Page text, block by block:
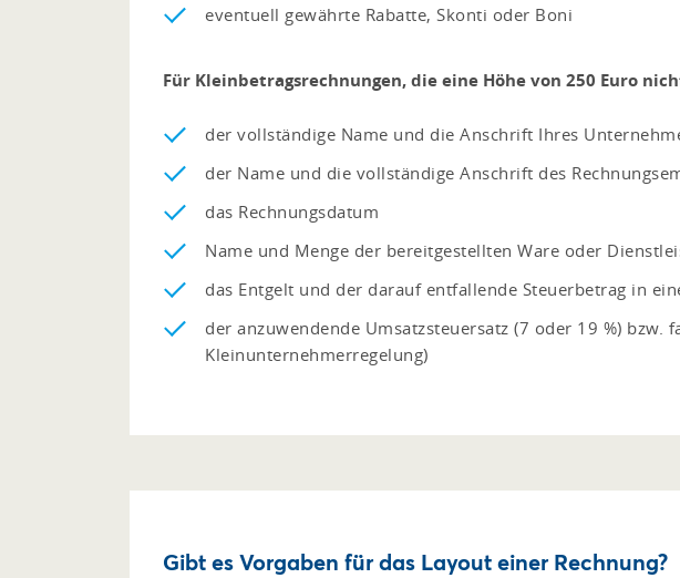
eventuell gewährte Rabatte, Skonti oder Boni
Für Kleinbetragsrechnungen, die eine Höhe von 250 Euro
der vollständige Name und die Anschrift Ihres
der Name und die vollständige Anschrift des
das Rechnungsdatum
Name und Menge der bereitgestellten Ware oder
das Entgelt und der darauf entfallende Steuerbetrag in
der anzuwendende Umsatzsteuersatz (7 oder 19 %)
Kleinunternehmerregelung)
Gibt es Vorgaben für das Layout einer Rechnung?